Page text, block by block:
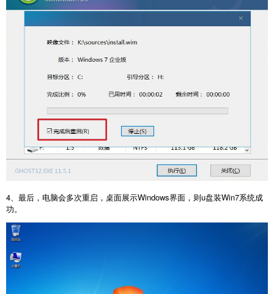
4、最后，电脑会多次重启，桌面展示Windows界面，则u盘装Win7系统成
功。